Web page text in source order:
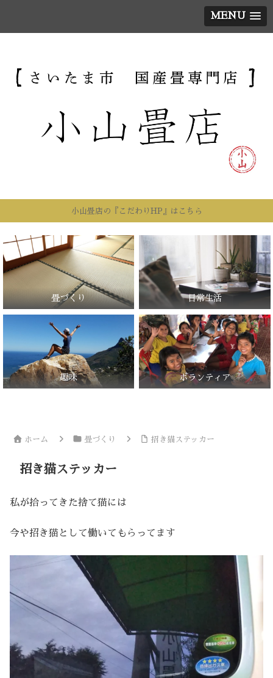
MENU
小山畳店の『こだわりHP』はこちら
畳づくり 日常生活
趣味 ボランティア
ホーム 畳づくり 招き猫ステッカー
招き猫ステッカー
私が拾ってきた捨て猫には
今や招き猫として働いてもらってます